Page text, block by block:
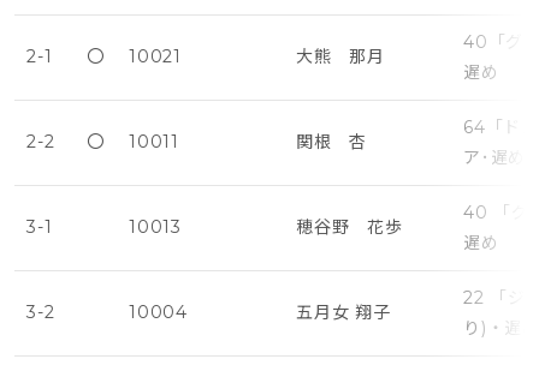
2-1 〇 10021 大熊 那月
40「グ
遅め
2-2 〇 10011 関根 杏
64「ド
ア･遅め
3-1 10013 穂谷野 花歩
40 「グ
遅め
3-2 10004 五月女 翔子
22 「ジ
り)・遅め